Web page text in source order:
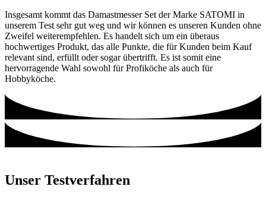
Insgesamt kommt das Damastmesser Set der Marke SATOMI in
unserem Test sehr gut weg und wir können es unseren Kunden ohne
Zweifel weiterempfehlen. Es handelt sich um ein überaus
hochwertiges Produkt, das alle Punkte, die für Kunden beim Kauf
relevant sind, erfüllt oder sogar übertrifft. Es ist somit eine
hervorragende Wahl sowohl für Profiköche als auch für
Hobbyköche.
Unser Testverfahren